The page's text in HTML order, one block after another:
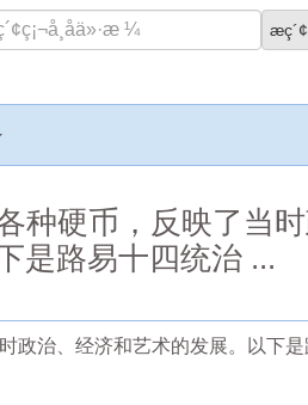
种硬币，反映了当
是路易十四统治 ...
政治、经济和艺术的发展。以下